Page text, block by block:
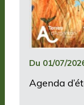
Du 01/07/
Agenda